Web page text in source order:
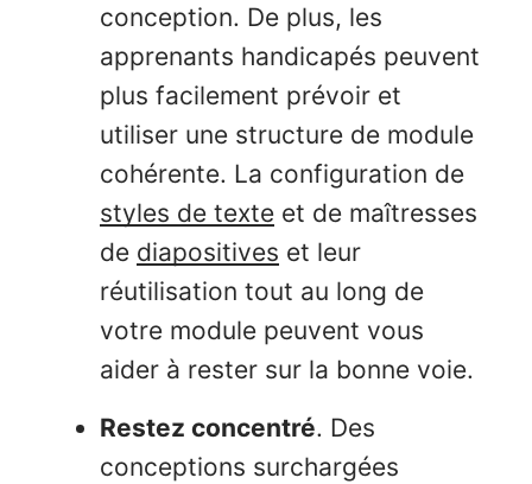
conception. De plus, les
apprenants handicapés peuvent
plus facilement prévoir et
utiliser une structure de module
cohérente. La configuration de
styles de texte et de maîtresses
de diapositives et leur
réutilisation tout au long de
votre module peuvent vous
aider à rester sur la bonne voie.
Restez concentré. Des
conceptions surchargées